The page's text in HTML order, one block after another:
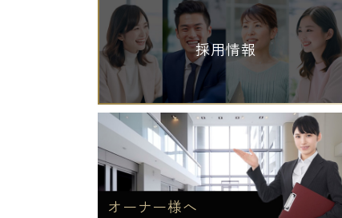
採用情報
オーナー様へ